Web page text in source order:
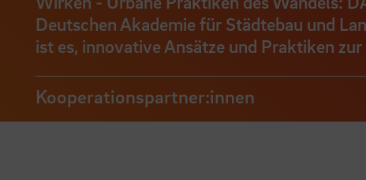
Deutschen Akademie für Städtebau und
ist es, innovative Ansätze und Praktiken
Kooperationspartner:innen